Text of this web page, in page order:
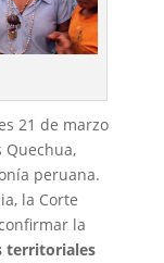
21 de marzo
peruana.
la Corte
la
territoriales